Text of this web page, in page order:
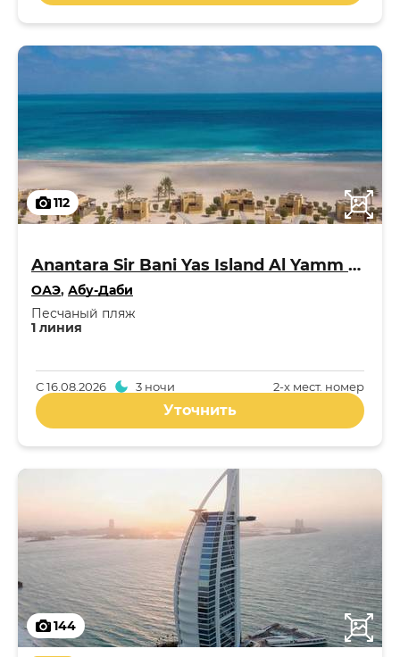
112
Anantara Sir Bani Yas Island Al Yamm Villa Resort 5*
ОАЭ, Абу-Даби
1 линия
Песчаный пляж
2-x мест. номер
С16.08.2026 3 ночи
Уточнить
144